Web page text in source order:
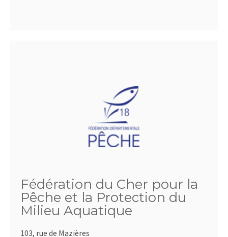
Fédération du Cher pour la
Pêche et la Protection du
Milieu Aquatique
103, rue de Mazières